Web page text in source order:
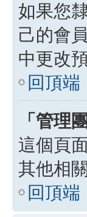
如果您
己的會
中更改
回頂端
「管理
這個頁
其他相
回頂端